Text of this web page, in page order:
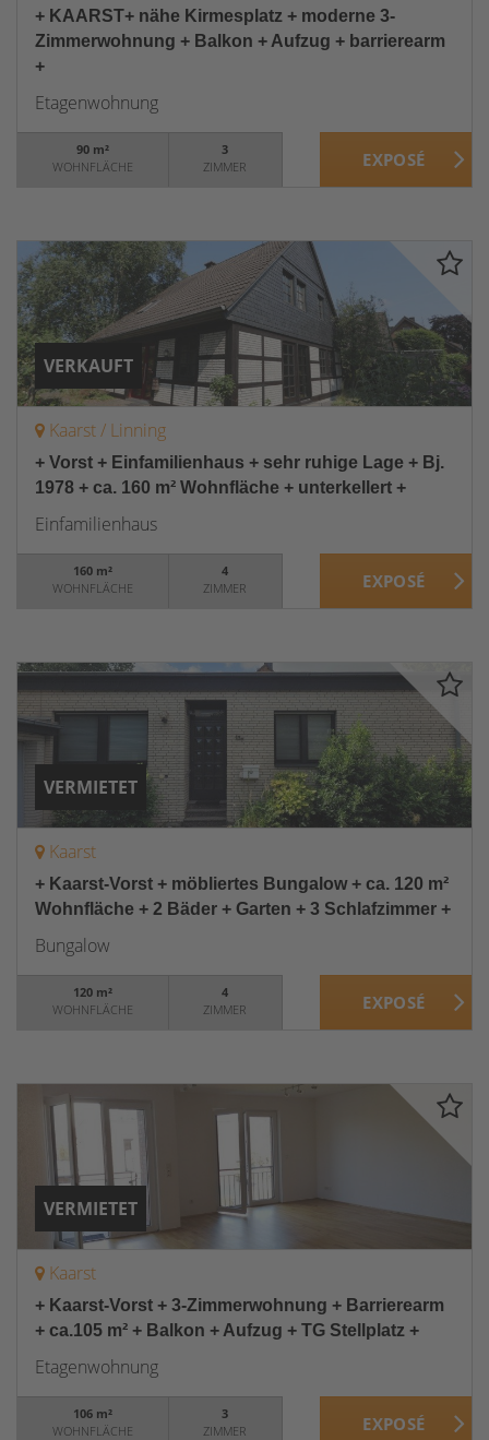
+ KAARST+ nähe Kirmesplatz + moderne 3-
Zimmerwohnung + Balkon + Aufzug + barrierearm
+
Etagenwohnung
90 m²
WOHNFLÄCHE
3
ZIMMER
VERKAUFT
Kaarst / Linning
+ Vorst + Einfamilienhaus + sehr ruhige Lage + Bj.
1978 + ca. 160 m² Wohnfläche + unterkellert +
Einfamilienhaus
160 m²
WOHNFLÄCHE
4
ZIMMER
VERMIETET
Kaarst
+ Kaarst-Vorst + möbliertes Bungalow + ca. 120 m²
Wohnfläche + 2 Bäder + Garten + 3 Schlafzimmer +
Bungalow
120 m²
WOHNFLÄCHE
4
ZIMMER
VERMIETET
Kaarst
+ Kaarst-Vorst + 3-Zimmerwohnung + Barrierearm
+ ca.105 m² + Balkon + Aufzug + TG Stellplatz +
Etagenwohnung
106 m²
WOHNFLÄCHE
3
ZIMMER